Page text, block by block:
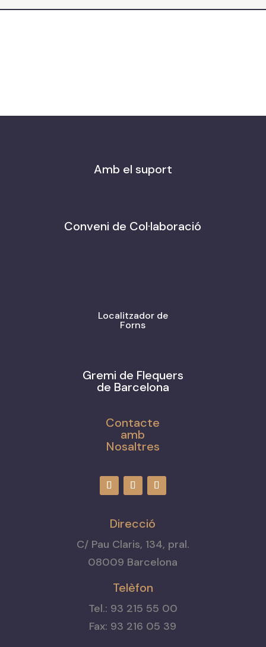
Amb el suport
Conveni de Col·laboració
Localitzador de
Forns
Gremi de Flequers
de Barcelona
Contacte
amb
Nosaltres
Direcció
C/ Pau Claris, 134, pral.
08009 Barcelona
Telèfon
Tel.: 93 215 55 00
Fax: 93 216 05 39